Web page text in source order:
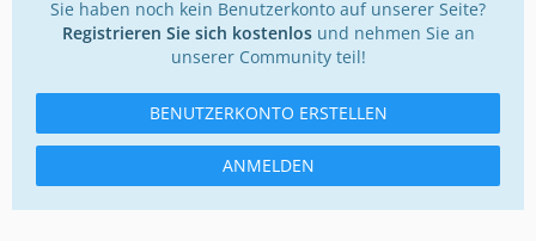
Sie haben noch kein Benutzerkonto auf unserer Seite?
Registrieren Sie sich kostenlosund nehmen Sie an
unserer Community teil!
BENUTZERKONTO ERSTELLEN
ANMELDEN